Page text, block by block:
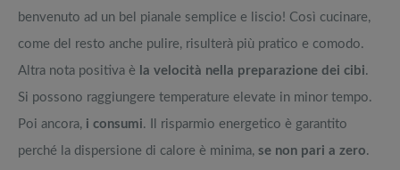
benvenuto ad un bel pianale semplice e liscio! Così cucinare,
come del resto anche pulire, risulterà più pratico e comodo.
Altra nota positiva è la velocità nella preparazione dei cibi.
Si possono raggiungere temperature elevate in minor tempo.
Poi ancora, i consumi. Il risparmio energetico è garantito
perché la dispersione di calore è minima, se non pari a zero.